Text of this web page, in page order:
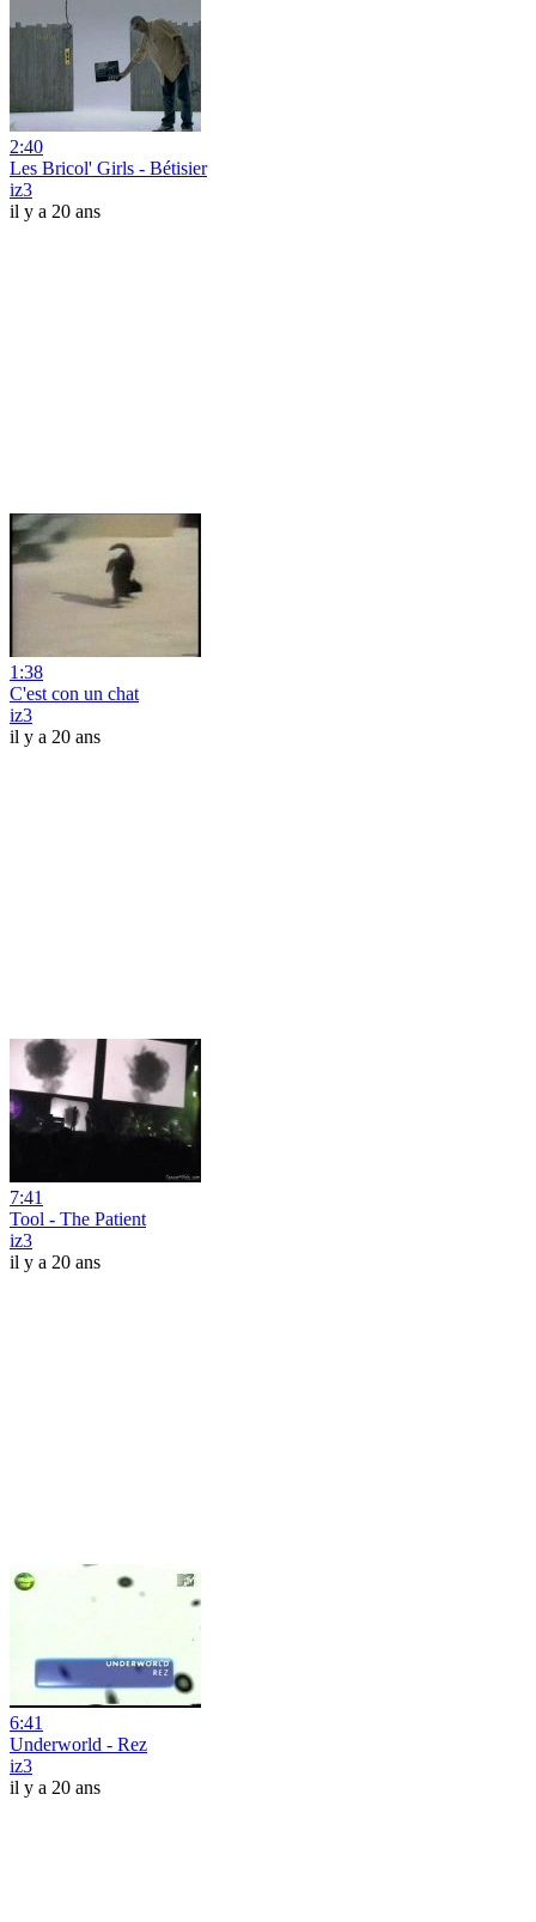
2:40
Les Bricol' Girls - Bétisier
iz3
il y a 20 ans
1:38
C'est con un chat
iz3
il y a 20 ans
7:41
Tool - The Patient
iz3
il y a 20 ans
6:41
Underworld - Rez
iz3
il y a 20 ans